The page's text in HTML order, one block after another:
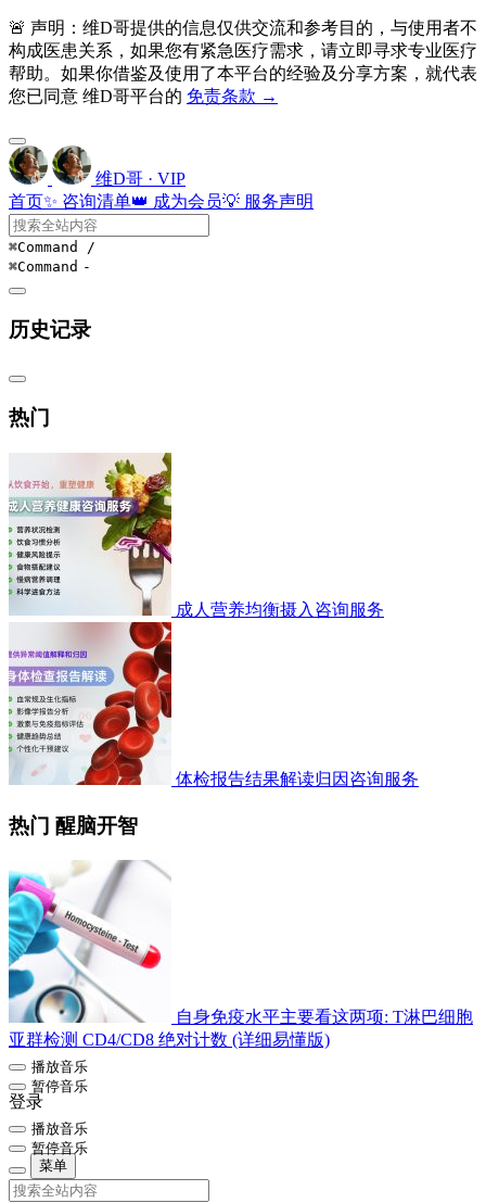
🚨 声明：维D哥提供的信息仅供交流和参考目的，与使用者不
构成医患关系，如果您有紧急医疗需求，请立即寻求专业医疗
帮助。如果你借鉴及使用了本平台的经验及分享方案，就代表
您已同意 维D哥平台的 免责条款 →
维D哥 · VIP
首页✨ 咨询清单👑 成为会员💡 服务声明
⌘Command /
⌘Command -
历史记录
热门
成人营养均衡摄入咨询服务
体检报告结果解读归因咨询服务
热门 醒脑开智
自身免疫水平主要看这两项: T淋巴细胞
亚群检测 CD4/CD8 绝对计数 (详细易懂版)
播放音乐
暂停音乐
登录
播放音乐
暂停音乐
菜单